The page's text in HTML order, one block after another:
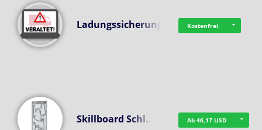
Ladungssicherung Kostenfrei
Skillboard Schl… Ab 46,17 USD